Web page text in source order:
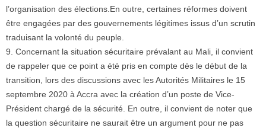
l’organisation des élections.En outre, certaines réformes doivent
être engagées par des gouvernements légitimes issus d’un scrutin
traduisant la volonté du peuple.
9. Concernant la situation sécuritaire prévalant au Mali, il convient
de rappeler que ce point a été pris en compte dès le début de la
transition, lors des discussions avec les Autorités Militaires le 15
septembre 2020 à Accra avec la création d’un poste de Vice-
Président chargé de la sécurité. En outre, il convient de noter que
la question sécuritaire ne saurait être un argument pour ne pas